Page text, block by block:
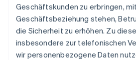
Geschäftskunden zu erbringen,
Geschäftsbeziehung stehen,
die Sicherheit zu erhöhen. Zu
insbesondere zur telefonischen
wir personenbezogene Daten